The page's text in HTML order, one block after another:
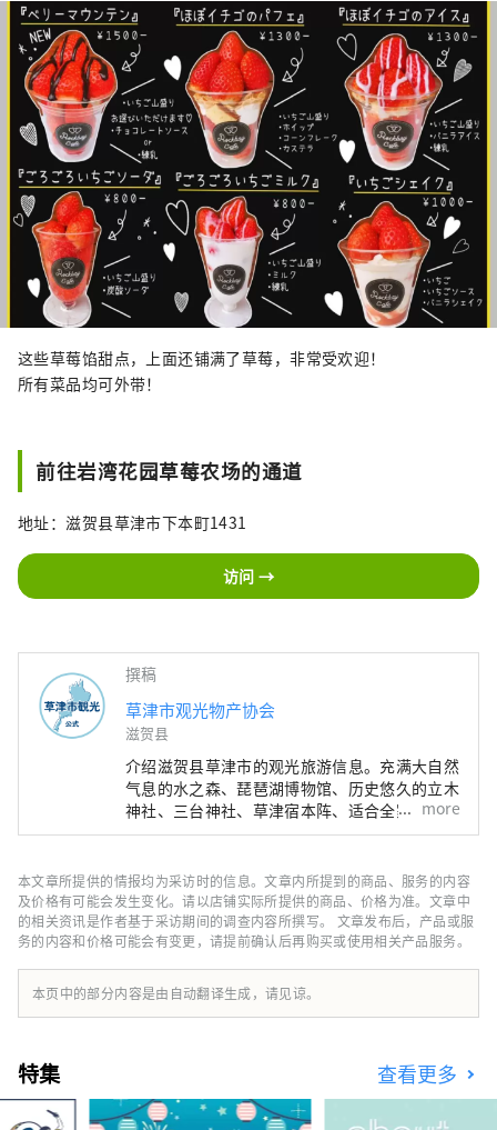
这些草莓馅甜点，上面还铺满了草莓，非常受欢迎！
所有菜品均可外带！
前往岩湾花园草莓农场的通道
地址：滋贺县草津市下本町1431
访问 →
撰稿
草津市观光物产协会
滋贺县
介绍滋贺县草津市的观光旅游信息。充满大自然
气息的水之森、琵琶湖博物馆、历史悠久的立木
神社、三台神社、草津宿本阵、适合全家人一起
游览的六叶公园等，景点、酒店、美食等信息丰
more
本文章所提供的情报均为采访时的信息。文章内所提到的商品、服务的内容
及价格有可能会发生变化。请以店铺实际所提供的商品、价格为准。文章中
的相关资讯是作者基于采访期间的调查内容所撰写。 文章发布后，产品或服
务的内容和价格可能会有变更，请提前确认后再购买或使用相关产品服务。
本页中的部分内容是由自动翻译生成，请见谅。
特集 查看更多